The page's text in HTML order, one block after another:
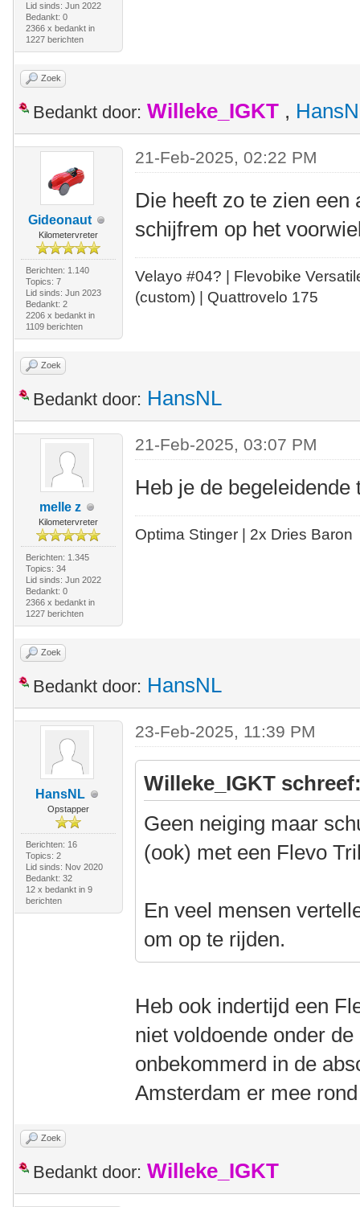
Lid sinds: Jun 2022
Bedankt: 0
2366 x bedankt in
1227 berichten
Zoek
Bedankt door: Willeke_IGKT ,
Gideonaut
Kilometervreter
Berichten: 1.140
Topics: 7
Lid sinds: Jun 2023
Bedankt: 2
2206 x bedankt in
1109 berichten
21-Feb-2025, 02:22 PM
Die heeft zo te zien een
schijfrem op het
Velayo #04? | Flevobike
(custom) | Quattrovelo 175
Zoek
Bedankt door: HansNL
melle z
Kilometervreter
Berichten: 1.345
Topics: 34
Lid sinds: Jun 2022
Bedankt: 0
2366 x bedankt in
1227 berichten
21-Feb-2025, 03:07 PM
Heb je de begeleidende
Optima Stinger | 2x Dries Baron
Zoek
Bedankt door: HansNL
HansNL
Opstapper
Berichten: 16
Topics: 2
Lid sinds: Nov 2020
Bedankt: 32
12 x bedankt in 9
berichten
23-Feb-2025, 11:39 PM
Willeke_IGKT
Geen neiging maar
(ook) met een Flevo
En veel mensen
om op te rijden.
Heb ook indertijd een
niet voldoende onder
onbekommerd in de
Amsterdam er mee
Zoek
Bedankt door: Willeke_IGKT